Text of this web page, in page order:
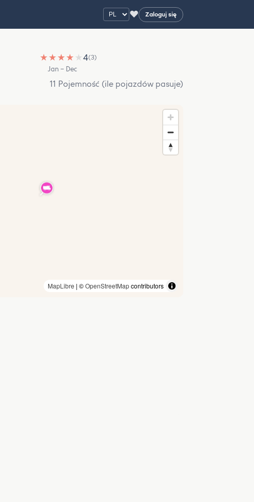
♥ Zaloguj się
★ ★ ★ ★ ★4(3)
Jan – Dec
11 Pojemność (ile pojazdów pasuje)
MapLibre | ©OpenStreetMapcontributors